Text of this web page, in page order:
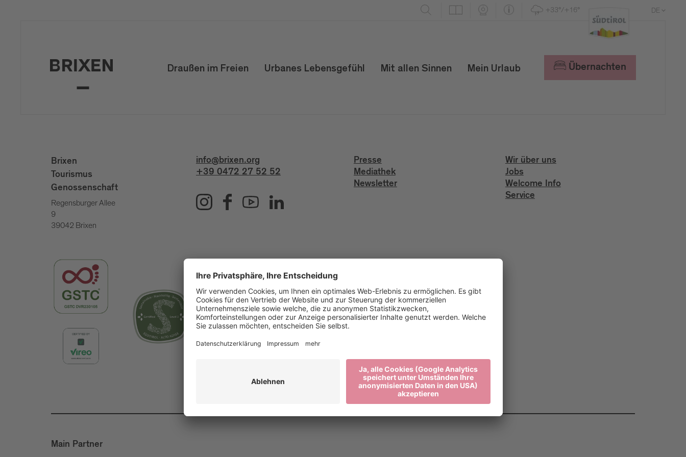
+33°/+16° DE
Draußen im Freien Urbanes Lebensgefühl Mit allen Sinnen Mein Urlaub Übernachten
Brixen
Tourismus
Genossenschaft
Regensburger Allee
9
39042 Brixen
info@brixen.org
+39 0472 27 52 52
Presse
Mediathek
Newsletter
Wir über uns
Jobs
Welcome Info
Service
Main Partner